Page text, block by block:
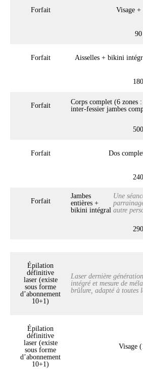
Forfait Visage +
Forfait Aisselles + bikini
Forfait
Corps complet (6 zones
inter-fessier jambes
Forfait Dos
Forfait
Jambes
entières +
bikini intégral
Une
autre
Épilation
définitive
laser (existe
sous forme
d’abonnement
10+1)
Laser dernière
intégré et mesure de
brûlure, adapté à toutes
Épilation
définitive
laser (existe
sous forme
d’abonnement
10+1)
Visage